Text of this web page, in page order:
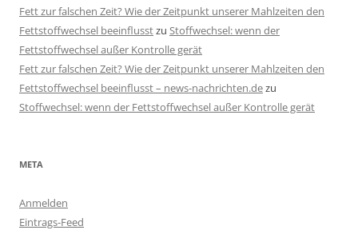
Fett zur falschen Zeit? Wie der Zeitpunkt unserer Mahlzeiten den
Fettstoffwechsel beeinflusstzu Stoffwechsel: wenn der
Fettstoffwechsel außer Kontrolle gerät
Fett zur falschen Zeit? Wie der Zeitpunkt unserer Mahlzeiten den
Fettstoffwechsel beeinflusst – news-nachrichten.dezu
Stoffwechsel: wenn der Fettstoffwechsel außer Kontrolle gerät
META
Anmelden
Eintrags-Feed